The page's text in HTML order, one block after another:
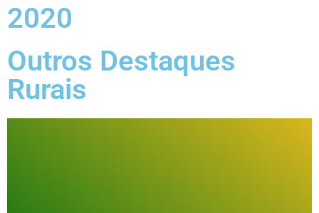
2020
Outros Destaques
Rurais